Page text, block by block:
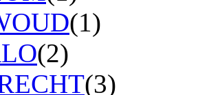
(1)
(2)
(3)